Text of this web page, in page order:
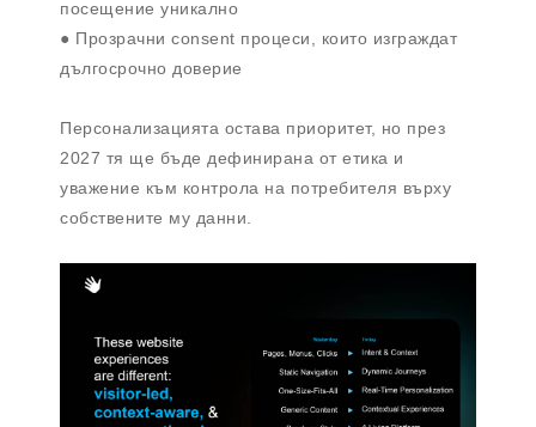
посещение уникално
● Прозрачни consent процеси, които изграждат
дългосрочно доверие
Персонализацията остава приоритет, но през
2027 тя ще бъде дефинирана от етика и
уважение към контрола на потребителя върху
собствените му данни.